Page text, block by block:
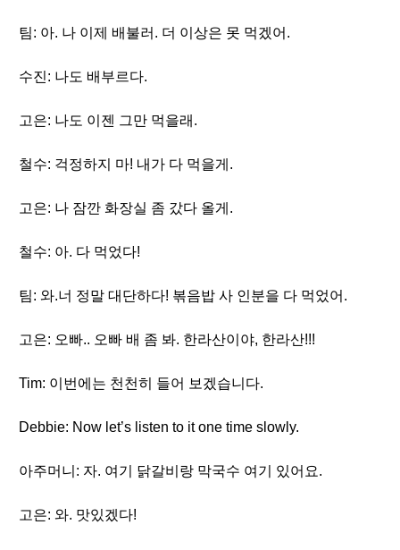
팀: 아. 나 이제 배불러. 더 이상은 못 먹겠어.
수진: 나도 배부르다.
고은: 나도 이젠 그만 먹을래.
철수: 걱정하지 마! 내가 다 먹을게.
고은: 나 잠깐 화장실 좀 갔다 올게.
철수: 아. 다 먹었다!
팀: 와.너 정말 대단하다! 볶음밥 사 인분을 다 먹었어.
고은: 오빠.. 오빠 배 좀 봐. 한라산이야, 한라산!!!
Tim: 이번에는 천천히 들어 보겠습니다.
Debbie: Now let’s listen to it one time slowly.
아주머니: 자. 여기 닭갈비랑 막국수 여기 있어요.
고은: 와. 맛있겠다!